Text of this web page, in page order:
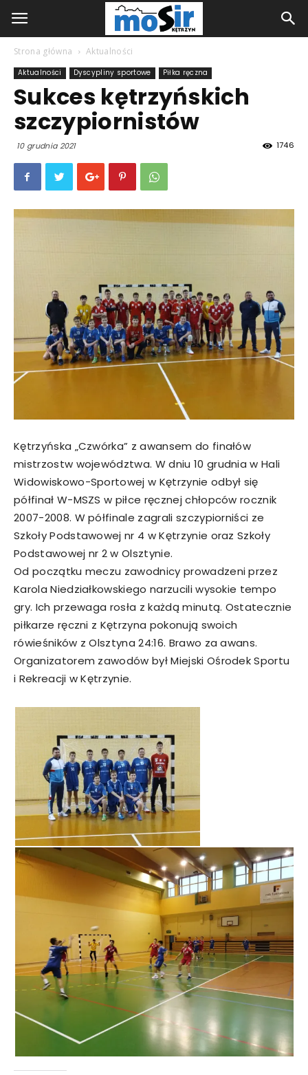
Strona główna Aktualności
Aktualności Dyscypliny sportowe Piłka ręczna
Sukces kętrzyńskich
szczypiornistów
10 grudnia 2021 1746
Kętrzyńska „Czwórka” z awansem do finałów
mistrzostw województwa. W dniu 10 grudnia w Hali
Widowiskowo-Sportowej w Kętrzynie odbył się
półfinał W-MSZS w piłce ręcznej chłopców rocznik
2007-2008. W półfinale zagrali szczypiorniści ze
Szkoły Podstawowej nr 4 w Kętrzynie oraz Szkoły
Podstawowej nr 2 w Olsztynie.
Od początku meczu zawodnicy prowadzeni przez
Karola Niedziałkowskiego narzucili wysokie tempo
gry. Ich przewaga rosła z każdą minutą. Ostatecznie
piłkarze ręczni z Kętrzyna pokonują swoich
rówieśników z Olsztyna 24:16. Brawo za awans.
Organizatorem zawodów był Miejski Ośrodek Sportu
i Rekreacji w Kętrzynie.